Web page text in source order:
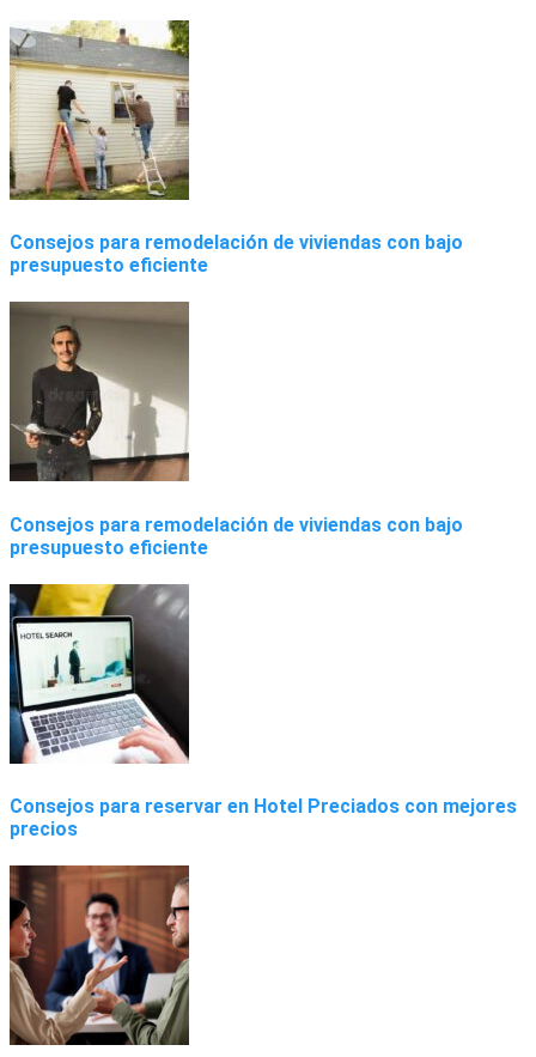
Consejos para remodelación de viviendas con bajo
presupuesto eficiente
Consejos para remodelación de viviendas con bajo
presupuesto eficiente
Consejos para reservar en Hotel Preciados con mejores
precios